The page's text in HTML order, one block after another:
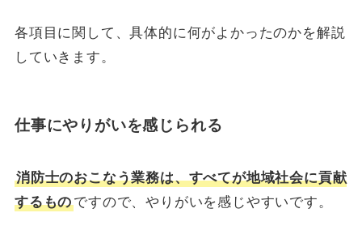
各項目に関して、具体的に何がよかったのかを解説
していきます。
仕事にやりがいを感じられる
消防士のおこなう業務は、すべてが地域社会に貢献
するものですので、やりがいを感じやすいです。